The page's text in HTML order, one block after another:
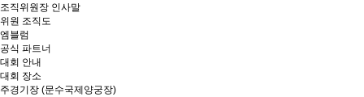
조직위원장 인사말
위원 조직도
엠블럼
공식 파트너
대회 안내
대회 장소
주경기장 (문수국제양궁장)